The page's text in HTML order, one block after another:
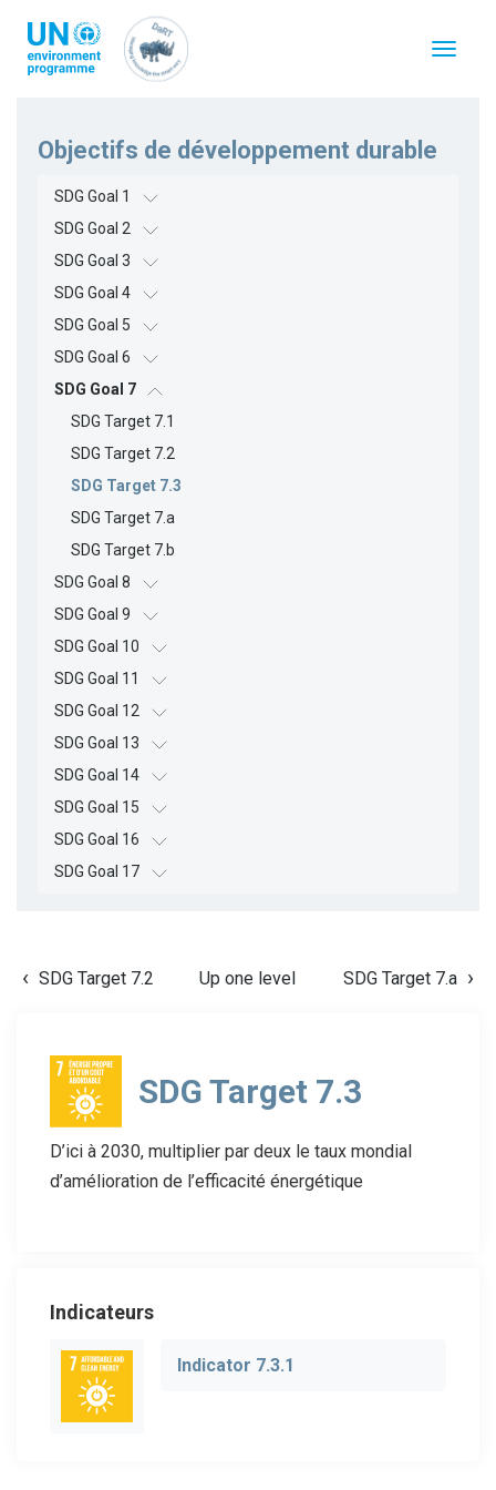
contenu
principal
Toggle
Objectifs de développement durable
SDG Goal 1
SDG Goal 2
SDG Goal 3
SDG Goal 4
SDG Goal 5
SDG Goal 6
SDG Goal 7
SDG Target 7.1
SDG Target 7.2
SDG Target 7.3
SDG Target 7.a
SDG Target 7.b
SDG Goal 8
SDG Goal 9
SDG Goal 10
SDG Goal 11
SDG Goal 12
SDG Goal 13
SDG Goal 14
SDG Goal 15
SDG Goal 16
SDG Goal 17
SDG Target 7.2 Up one level SDG Target 7.a
SDG Target 7.3
D’ici à 2030, multiplier par deux le taux mondial
d’amélioration de l’efficacité énergétique
Indicateurs
Indicator 7.3.1